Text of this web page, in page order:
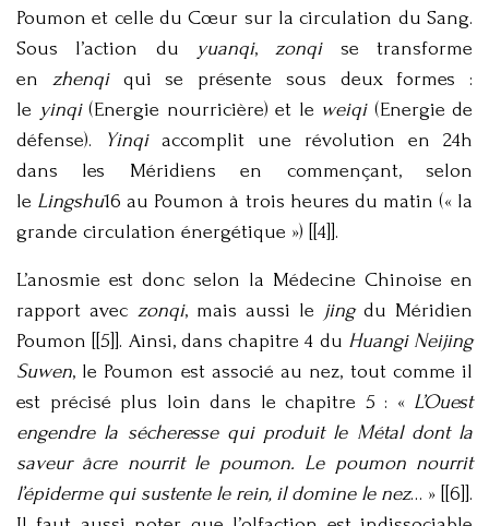
Poumon et celle du Cœur sur la circulation du Sang.
Sous l’action du yuanqi,zonqise transforme
en zhenqiqui se présente sous deux formes :
le yinqi(Energie nourricière) et le weiqi(Energie de
défense).
Yinqiaccomplit une révolution en 24h
dans les Méridiens en commençant, selon
le Lingshu16 au Poumon à trois heures du matin (« la
grande circulation énergétique ») [[4]].
L’anosmie est donc selon la Médecine Chinoise en
rapport avec zonqi, mais aussi le jing du Méridien
Poumon [[5]]. Ainsi, dans chapitre 4 du Huangi Neijing
Suwen, le Poumon est associé au nez, tout comme il
est précisé plus loin dans le chapitre 5 : « L’Ouest
engendre la sécheresse qui produit le Métal dont la
saveur âcre nourrit le poumon. Le poumon nourrit
l’épiderme qui sustente le rein, il domine le nez… » [[6]].